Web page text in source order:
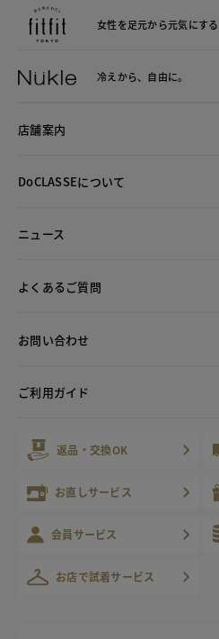
女性を足元から元気にする
冷えから、 自由に。
店舗案内
DoCLASSEについて
ニュース
よくあるご質問
お問い合わせ
ご利用ガイド
返品・交換OK
お直しサービス
会員サービス
お店で試着サービス